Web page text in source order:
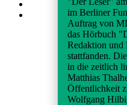
im Berliner
Auftrag von
das Hörbuch
Redaktion und
stattfanden.
in die zeitlich
Matthias
Öffentlichkeit
Wolfgang